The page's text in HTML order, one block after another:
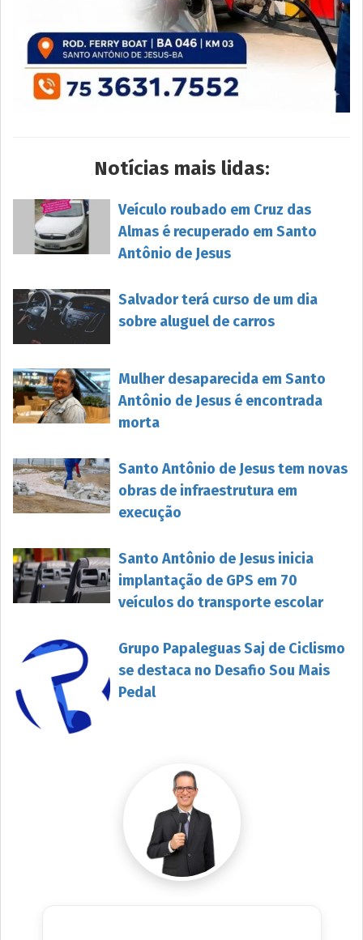
Notícias mais lidas:
Veículo roubado em Cruz das
Almas é recuperado em Santo
Antônio de Jesus
Salvador terá curso de um dia
sobre aluguel de carros
Mulher desaparecida em Santo
Antônio de Jesus é encontrada
morta
Santo Antônio de Jesus tem novas
obras de infraestrutura em
execução
Santo Antônio de Jesus inicia
implantação de GPS em 70
veículos do transporte escolar
Grupo Papaleguas Saj de Ciclismo
se destaca no Desafio Sou Mais
Pedal